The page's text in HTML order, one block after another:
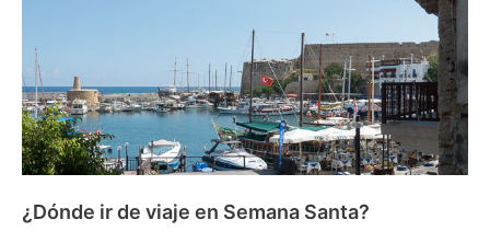
Chipre
¿Dónde ir de viaje en Semana Santa?